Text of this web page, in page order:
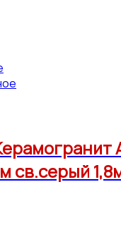
св.серый